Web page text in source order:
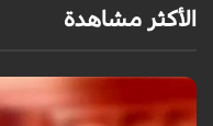
الأكثر مشاهدة